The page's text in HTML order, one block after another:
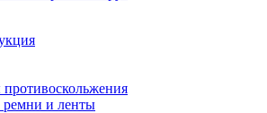
противоскольжения
и ленты